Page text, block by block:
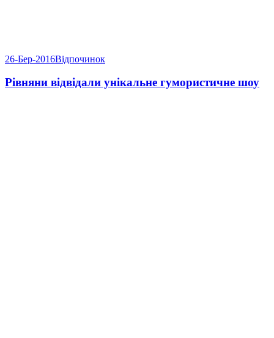
26-Бер-2016Відпочинок
Рівняни відвідали унікальне гумористичне шоу